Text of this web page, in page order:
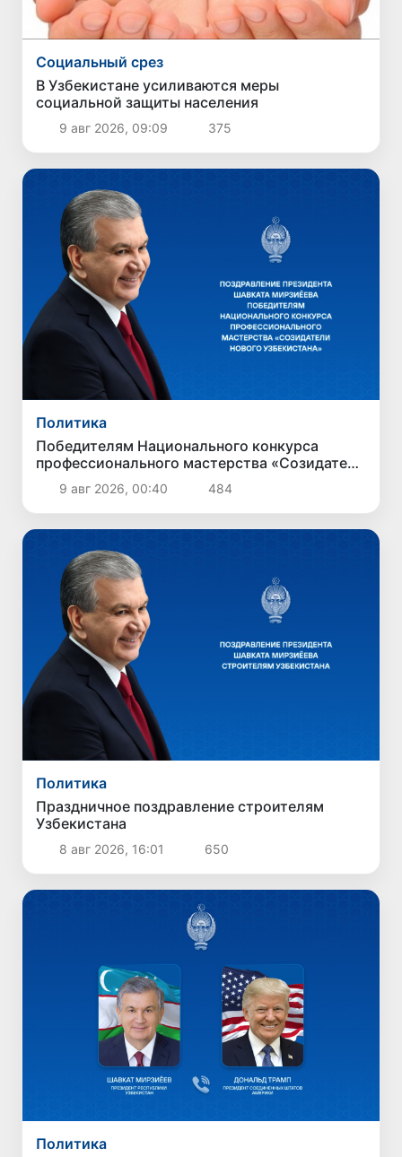
Социальный срез
В Узбекистане усиливаются меры
социальной защиты населения
9 авг 2026, 09:09 375
Политика
Победителям Национального конкурса
профессионального мастерства «Созидатели
Нового Узбекистана»
9 авг 2026, 00:40 484
Политика
Праздничное поздравление строителям
Узбекистана
8 авг 2026, 16:01 650
Политика